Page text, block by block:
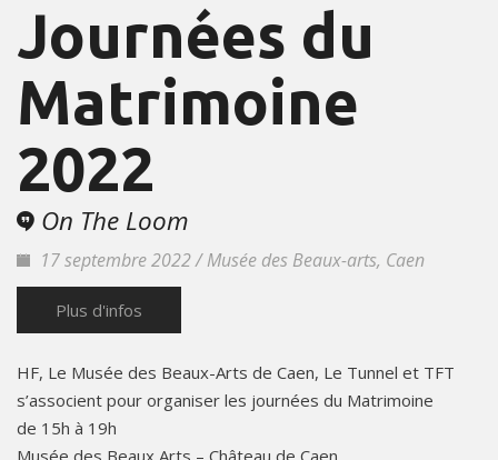
Journées du
Matrimoine
2022
On The Loom
17 septembre 2022 / Musée des Beaux-arts, Caen
Plus d'infos
HF, Le Musée des Beaux-Arts de Caen, Le Tunnel et TFT
s’associent pour organiser les journées du Matrimoine
de 15h à 19h
Musée des Beaux Arts – Château de Caen